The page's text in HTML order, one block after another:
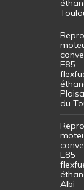
E85
du
E85
Albi